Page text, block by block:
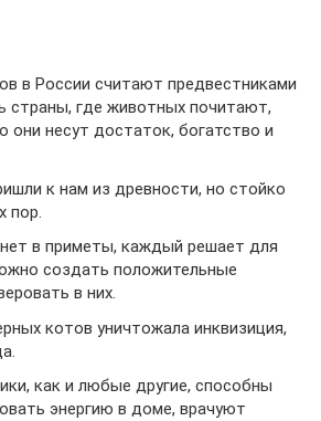
в России считают предвестниками
страны, где животных почитают,
они несут достаток, богатство и
к нам из древности, но стойко
пор.
в приметы, каждый решает для
создать положительные
в них.
котов уничтожала инквизиция,
как и любые другие, способны
энергию в доме, врачуют